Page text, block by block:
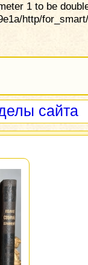
1 to be
http/
сайта